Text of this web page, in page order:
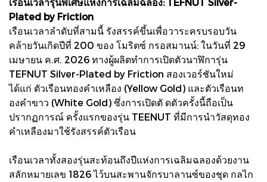
Plated by Friction
เรือนเวลาลําดับที่สามนี้ รังสรรค์ขึ้นเพื่อวาระครบรอบวัน
คล้ายวันเกิดปีที่ 200 ของ โมริตซ์ กรอสมานน์: ในวันที่ 29
เมษายน ค.ศ. 2026 ทางผู้ผลิตทําการเปิดตัวนาฬิการุ่น
TEFNUT Silver-Plated by Friction สองเวอร์ชันใหม่
ได้แก่ ตัวเรือนทองคําเหลือง (Yellow Gold) และตัวเรือนท
องคําขาว (White Gold) ซึ่งการเปิดตั ดตัวครั้งนี้ถือเป็น
ปรากฏการณ์ ครั้งแรกของรุ่น TEENUT ที่มีการนําวัสดุทอง
คําเหลืองมาใช้รังสรรค์ตัวเรือน
เรือนเวลาทั้งสองรุ่นสะท้อนถึงปีแห่งการเฉลิมฉลองด้วยงาน
สลักหมายเลข 1826 ไว้บนสะพานจักรบาลานซ์ของชุด กลไก